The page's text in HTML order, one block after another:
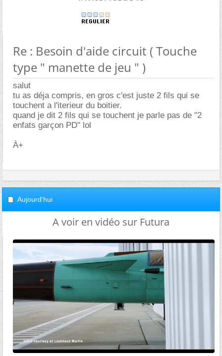
Re : Besoin d'aide circuit ( Touche
type " manette de jeu " )
salut
tu as déja compris, en gros c'est juste 2 fils qui se
touchent a l'iterieur du boitier.
quand je dit 2 fils qui se touchent je parle pas de "2
enfats garçon PD" lol
À+
Aujourd'hui
A voir en vidéo sur Futura